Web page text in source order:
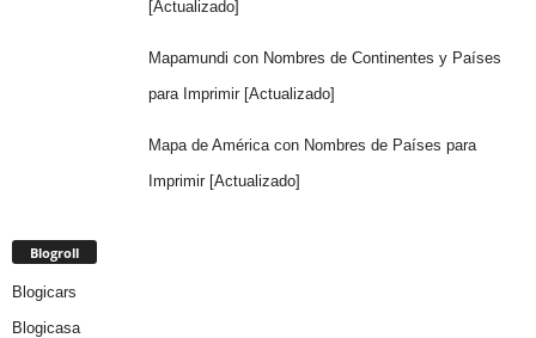
[Actualizado]
Mapamundi con Nombres de Continentes y Países
para Imprimir [Actualizado]
Mapa de América con Nombres de Países para
Imprimir [Actualizado]
Blogroll
Blogicars
Blogicasa